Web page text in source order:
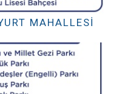
MAHALLESI